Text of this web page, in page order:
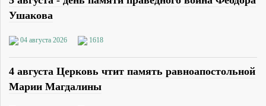
Ушакова
04 августа 2026 1618
4 августа Церковь чтит память равноапостольной
Марии Магдалины